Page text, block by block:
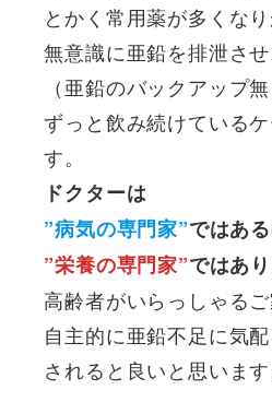
とかく常用薬が多くなり
無意識に亜鉛を排泄さ
（亜鉛のバックアップ無
ずっと飲み続けている
す。
ドクターは
”病気の専門家”ではある
”栄養の専門家”ではあり
高齢者がいらっしゃるご
自主的に亜鉛不足に気
されると良いと思います